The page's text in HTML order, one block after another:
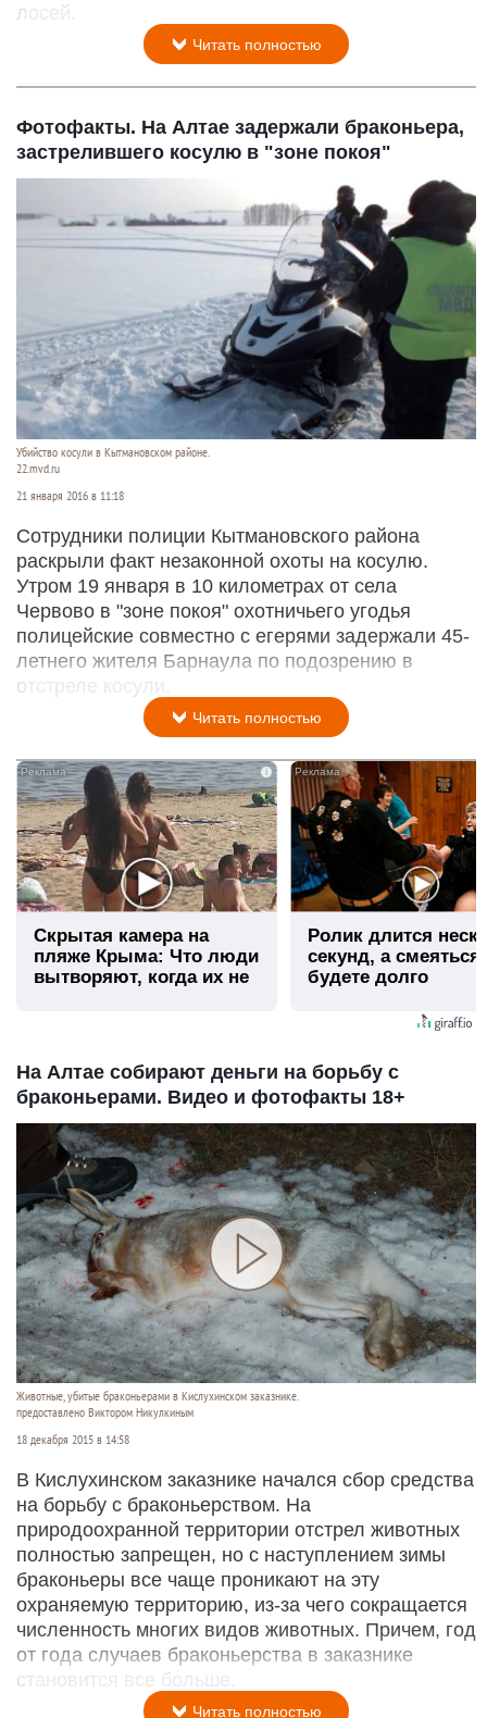
лосей.
Читать полностью
Фотофакты. На Алтае задержали браконьера,
застрелившего косулю в "зоне покоя"
Убийство косули в Кытмановском районе.
22.mvd.ru
21 января 2016 в 11:18
Сотрудники полиции Кытмановского района
раскрыли факт незаконной охоты на косулю.
Утром 19 января в 10 километрах от села
Червово в "зоне покоя" охотничьего угодья
полицейские совместно с егерями задержали 45-
летнего жителя Барнаула по подозрению в
отстреле косули.
Читать полностью
i
Скрытая камера на
пляже Крыма: Что люди
вытворяют, когда их не
Ролик длится
секунд, а
будете долго
На Алтае собирают деньги на борьбу с
браконьерами. Видео и фотофакты 18+
Животные, убитые браконьерами в Кислухинском заказнике.
предоставлено Виктором Никулкиным
18 декабря 2015 в 14:58
В Кислухинском заказнике начался сбор средства
на борьбу с браконьерством. На
природоохранной территории отстрел животных
полностью запрещен, но с наступлением зимы
браконьеры все чаще проникают на эту
охраняемую территорию, из-за чего сокращается
численность многих видов животных. Причем, год
от года случаев браконьерства в заказнике
становится все больше.
Читать полностью